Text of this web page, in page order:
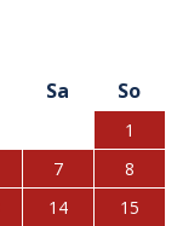
Sa So
1
7
8
14 15